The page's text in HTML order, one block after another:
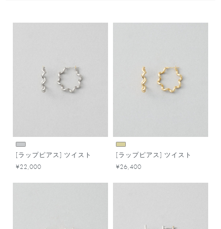
[ラップピアス] ツイスト
¥22,000
[ラップピアス] ツイスト
¥26,400